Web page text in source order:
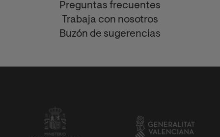
Preguntas frecuentes
Trabaja con nosotros
Buzón de sugerencias